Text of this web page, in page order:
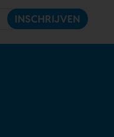
INSCHRIJVEN